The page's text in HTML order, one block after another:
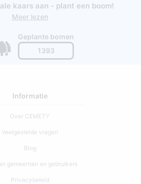
kaars aan - plant een boom!
Meer lezen
Geplante bomen
1393
Informatie
Over CEMETY
Veelgestelde vragen
Blog
gemeenten en gebruikers
Privacybeleid